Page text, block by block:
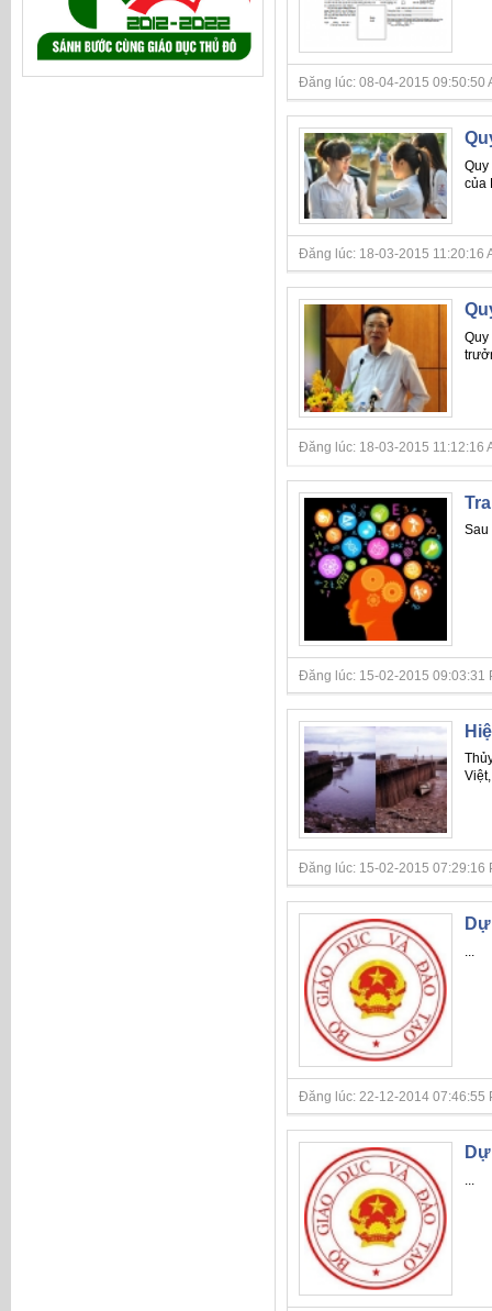
Đăng lúc: 08-04-2015 09:50:50
Quy
của
Đăng lúc: 18-03-2015 11:20:16
Quy
Đăng lúc: 18-03-2015 11:12:16
Sau
Đăng lúc: 15-02-2015 09:03:31
Đăng lúc: 15-02-2015 07:29:16
...
Đăng lúc: 22-12-2014 07:46:55
...